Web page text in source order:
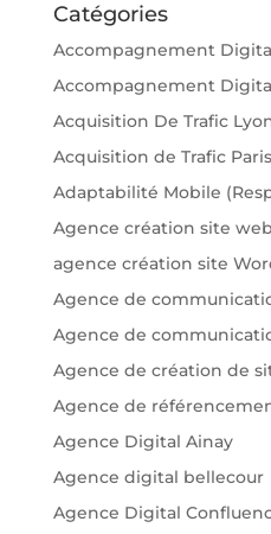
Catégories
Accompagnement
Accompagnement
Acquisition De Trafic
Acquisition de Trafic Paris
Adaptabilité Mobile
Agence création site
agence création site
Agence de
Agence de
Agence de création de
Agence de
Agence Digital Ainay
Agence digital bellecour
Agence Digital